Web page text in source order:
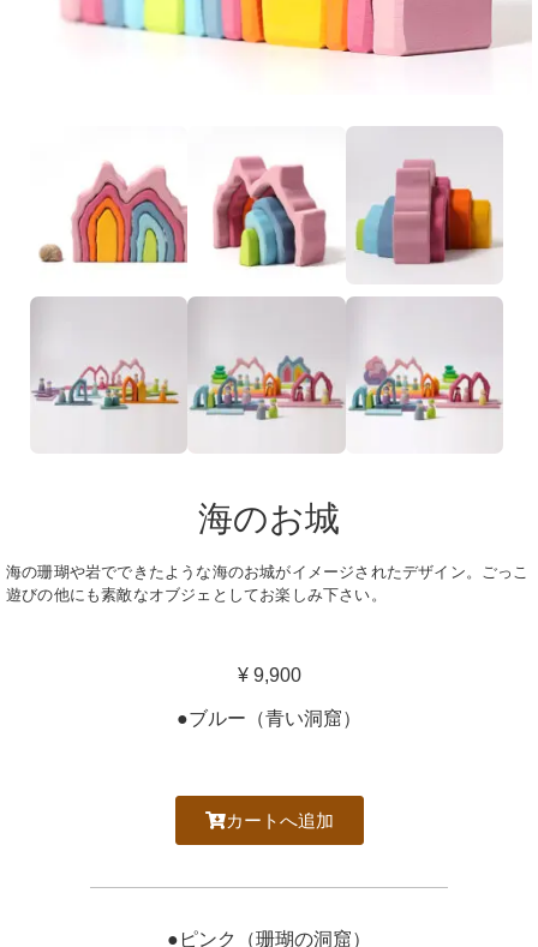
海のお城
海の珊瑚や岩でできたような海のお城がイメージされたデザイン。ごっこ
遊びの他にも素敵なオブジェとしてお楽しみ下さい。
¥ 9,900
●ブルー（青い洞窟）
カートへ追加
●ピンク（珊瑚の洞窟）